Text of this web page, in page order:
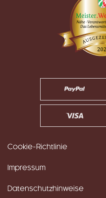
Cookie-Richtlinie
Impressum
Datenschutzhinweise